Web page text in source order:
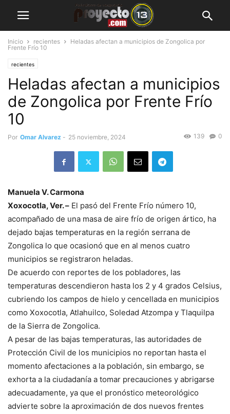
Inicio recientes
Heladas afectan a municipios de Zongolica por
Frente Frío 10
recientes
Heladas afectan a municipios
de Zongolica por Frente Frío
10
Por Omar Alvarez - 25 noviembre, 2024 0
139
Manuela V. Carmona
Xoxocotla, Ver. – El pasó del Frente Frío número 10,
acompañado de una masa de aire frío de origen ártico, ha
dejado bajas temperaturas en la región serrana de
Zongolica lo que ocasionó que en al menos cuatro
municipios se registraron heladas.
De acuerdo con reportes de los pobladores, las
temperaturas descendieron hasta los 2 y 4 grados Celsius,
cubriendo los campos de hielo y cencellada en municipios
como Xoxocotla, Atlahuilco, Soledad Atzompa y Tlaquilpa
de la Sierra de Zongolica.
A pesar de las bajas temperaturas, las autoridades de
Protección Civil de los municipios no reportan hasta el
momento afectaciones a la población, sin embargo, se
exhorta a la ciudadanía a tomar precauciones y abrigarse
adecuadamente, ya que el pronóstico meteorológico
advierte sobre la aproximación de dos nuevos frentes